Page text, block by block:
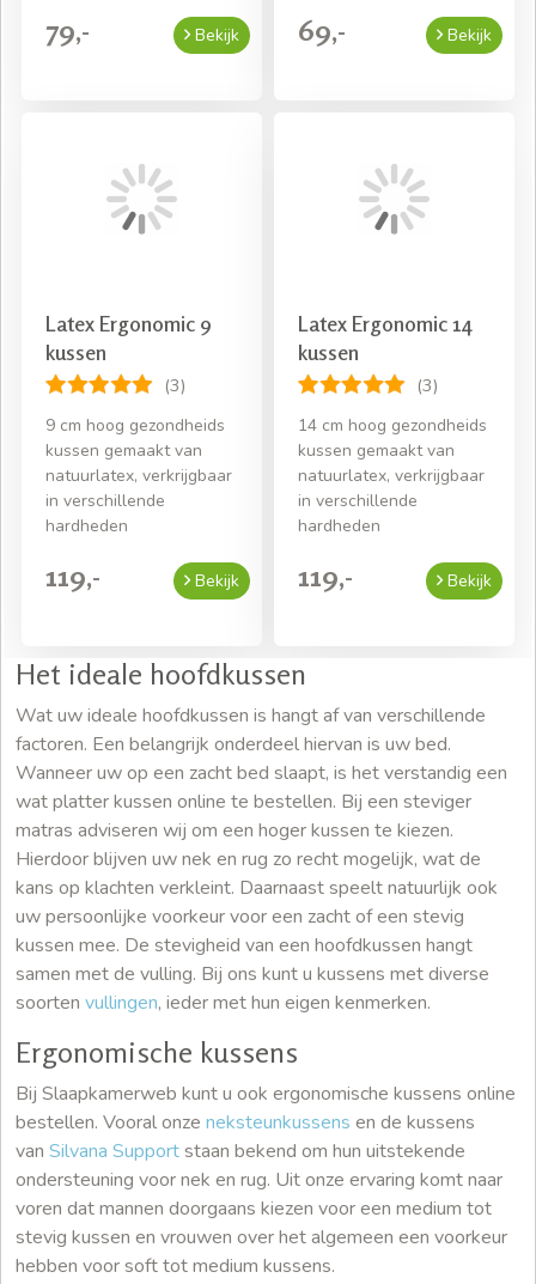
79,- Bekijk 69,- Bekijk
Latex Ergonomic 9
kussen
(3)
9 cm hoog gezondheids
kussen gemaakt van
natuurlatex, verkrijgbaar
in verschillende
hardheden
119,- Bekijk
Latex Ergonomic 14
kussen
(3)
14 cm hoog gezondheids
kussen gemaakt van
natuurlatex, verkrijgbaar
in verschillende
hardheden
119,- Bekijk
Het ideale hoofdkussen
Wat uw ideale hoofdkussen is hangt af van verschillende
factoren. Een belangrijk onderdeel hiervan is uw bed.
Wanneer uw op een zacht bed slaapt, is het verstandig een
wat platter kussen online te bestellen. Bij een steviger
matras adviseren wij om een hoger kussen te kiezen.
Hierdoor blijven uw nek en rug zo recht mogelijk, wat de
kans op klachten verkleint. Daarnaast speelt natuurlijk ook
uw persoonlijke voorkeur voor een zacht of een stevig
kussen mee. De stevigheid van een hoofdkussen hangt
samen met de vulling. Bij ons kunt u kussens met diverse
soorten vullingen, ieder met hun eigen kenmerken.
Ergonomische kussens
Bij Slaapkamerweb kunt u ook ergonomische kussens online
bestellen. Vooral onze neksteunkussens en de kussens
van Silvana Supportstaan bekend om hun uitstekende
ondersteuning voor nek en rug. Uit onze ervaring komt naar
voren dat mannen doorgaans kiezen voor een medium tot
stevig kussen en vrouwen over het algemeen een voorkeur
hebben voor soft tot medium kussens.